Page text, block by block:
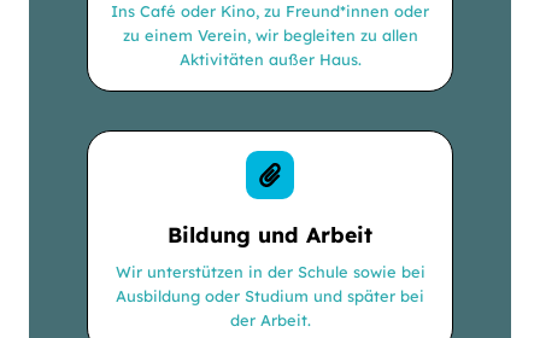
Ins Café oder Kino, zu Freund*innen oder
zu einem Verein, wir begleiten zu allen
Aktivitäten außer Haus.
Bildung und Arbeit
Wir unterstützen in der Schule sowie bei
Ausbildung oder Studium und später bei
der Arbeit.